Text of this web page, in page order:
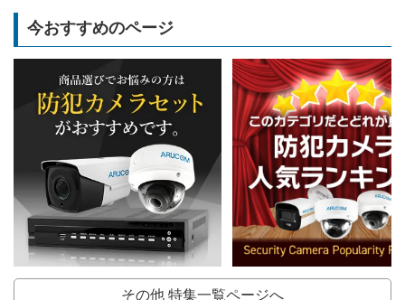
今おすすめのページ
その他 特集一覧ページへ